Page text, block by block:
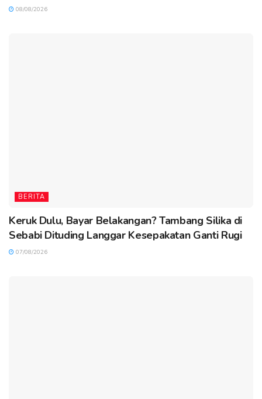
08/08/2026
BERITA
Keruk Dulu, Bayar Belakangan? Tambang Silika di
Sebabi Dituding Langgar Kesepakatan Ganti Rugi
07/08/2026